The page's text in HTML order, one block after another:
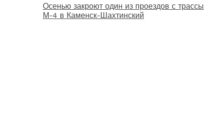
Осенью закроют один из проездов с трассы
М-4 в Каменск-Шахтинский